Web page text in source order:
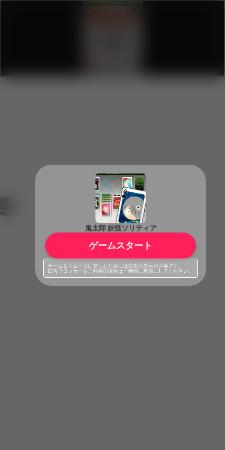
鬼太郎 妖怪ソリティア
ゲームスタート
ゲームをスムーズに楽しむためには広告の表示が必要です。
広告ブロッカーをご利用の場合は一時的に無効にしてください。